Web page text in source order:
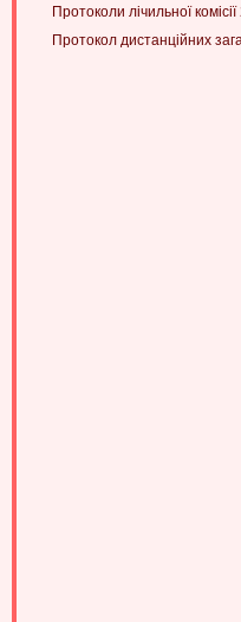
Протоколи лічильної
Протокол дистанційних